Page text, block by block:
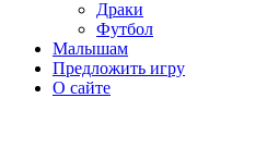
Драки
Футбол
Малышам
Предложить игру
О сайте